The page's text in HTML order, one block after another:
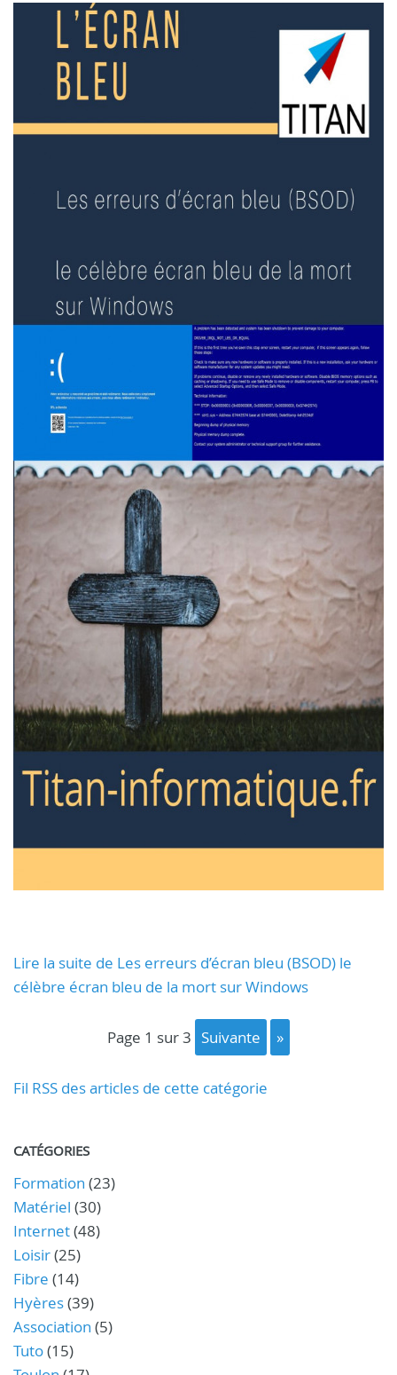
Lire la suite de Les erreurs d’écran bleu (BSOD) le
célèbre écran bleu de la mort sur Windows
page 1 sur 3 suivante »
Fil RSS des articles de cette catégorie
CATÉGORIES
Formation (23)
Matériel (30)
Internet(48)
Loisir(25)
Fibre (14)
Hyères(39)
Association (5)
Tuto(15)